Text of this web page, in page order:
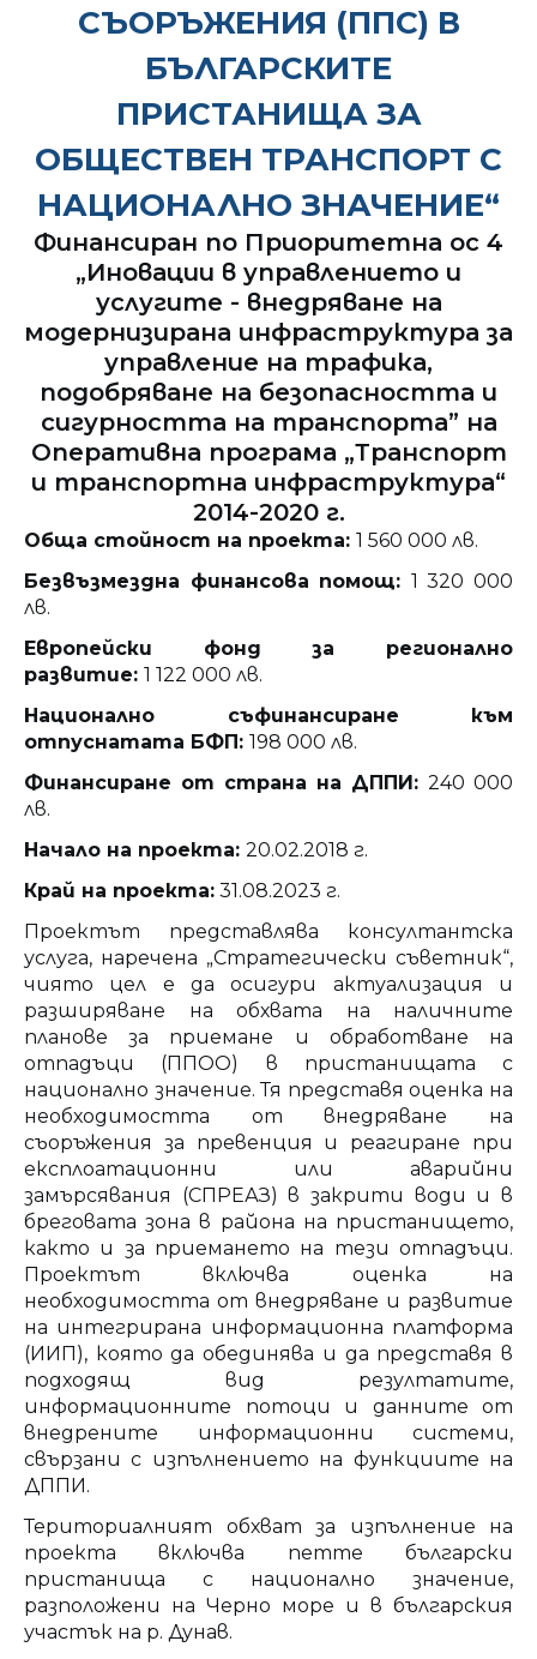
СЪОРЪЖЕНИЯ (ППС) В
БЪЛГАРСКИТЕ
ПРИСТАНИЩА ЗА
ОБЩЕСТВЕН ТРАНСПОРТ С
НАЦИОНАЛНО ЗНАЧЕНИЕ“
Финансиран по Приоритетна ос 4
„Иновации в управлението и
услугите - внедряване на
модернизирана инфраструктура за
управление на трафика,
подобряване на безопасността и
сигурността на транспорта” на
Оперативна програма „Транспорт
и транспортна инфраструктура“
2014-2020 г.
Обща стойност на проекта: 1 560 000 лв.
Безвъзмездна финансова помощ: 1 320 000
лв.
Европейски фонд за регионално
развитие: 1 122 000 лв.
Национално съфинансиране към
отпуснатата БФП: 198 000 лв.
Финансиране от страна на ДППИ: 240 000
лв.
Начало на проекта: 20.02.2018 г.
Край на проекта: 31.08.2023 г.
Проектът представлява консултантска
услуга, наречена „Стратегически съветник“,
чиято цел е да осигури актуализация и
разширяване на обхвата на наличните
планове за приемане и обработване на
отпадъци (ППОО) в пристанищата с
национално значение. Тя представя оценка на
необходимостта от внедряване на
съоръжения за превенция и реагиране при
експлоатационни или аварийни
замърсявания (СПРЕАЗ) в закрити води и в
бреговата зона в района на пристанището,
както и за приемането на тези отпадъци.
Проектът включва оценка на
необходимостта от внедряване и развитие
на интегрирана информационна платформа
(ИИП), която да обединява и да представя в
подходящ вид резултатите,
информационните потоци и данните от
внедрените информационни системи,
свързани с изпълнението на функциите на
ДППИ.
Териториалният обхват за изпълнение на
проекта включва петте български
пристанища с национално значение,
разположени на Черно море и в българския
участък на р. Дунав.